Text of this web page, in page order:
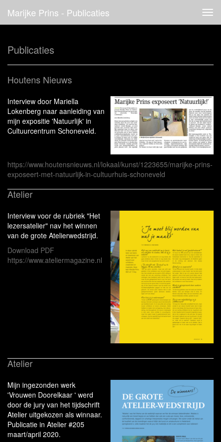
Marijke Prins - Publicaties
Publicaties
Houtens Nieuws
Interview door Mariella
Lokenberg naar aanleiding van
mijn expositie 'Natuurlijk' in
Cultuurcentrum Schoneveld.
https://www.houtensnieuws.nl/lokaal/kunst/1223655/marijke-prins-
exposeert-met-natuurlijk-in-cultuurhuis-schoneveld
Atelier
Interview voor de rubriek "Het
lezersatelier" nav het winnen
van de grote Atelierwedstrijd.
Download PDF
https://www.ateliermagazine.nl
Atelier
Mijn ingezonden werk
'Vrouwen Doorelkaar ' werd
door de jury van het tijdschrift
Atelier uitgekozen als winnaar.
Publicatie in Atelier #205
maart/april 2020.